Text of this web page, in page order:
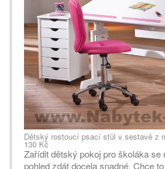
Dětský rostoucí psací stůl v sestavě z
130 Kč
Zařídit dětský pokoj pro školáka se
pohled zdát docela snadné. Chce